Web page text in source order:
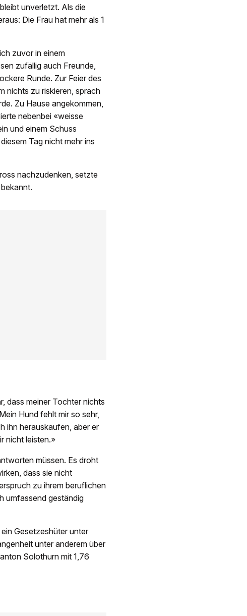
unverletzt. Als die
Die Frau hat mehr als 1
zuvor in einem
zufällig auch Freunde,
Runde. Zur Feier des
nichts zu riskieren, sprach
Zu Hause angekommen,
nebenbei «weisse
und einem Schuss
Tag nicht mehr ins
nachzudenken, setzte
dass meiner Tochter nichts
Hund fehlt mir so sehr,
ihn herauskaufen, aber er
nicht leisten.»
müssen. Es droht
dass sie nicht
zu ihrem beruflichen
umfassend geständig
Gesetzeshüter unter
unter anderem über
Solothurn mit 1,76